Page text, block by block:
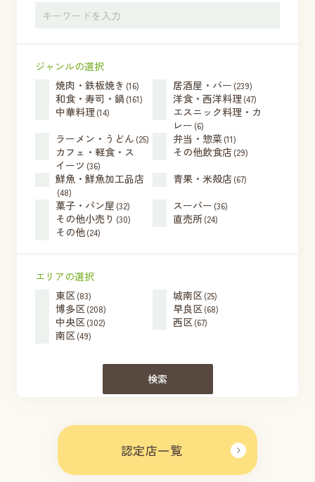
認定店一覧
ジャンルの選択
焼肉・鉄板焼き (16) 居酒屋・バー (239)
和食・寿司・鍋 (161) 洋食・西洋料理 (47)
中華料理 (14)
エスニック料理・カ
レー (6)
ラーメン・うどん (25) 弁当・惣菜(11)
カフェ・軽食・ス
イーツ (36)
その他飲食店(29)
鮮魚・鮮魚加工品店
(48)
青果・米殻店(67)
菓子・パン屋 (32) スーパー (36)
その他小売り (30) 直売所(24)
その他(24)
エリアの選択
東区(83) 城南区(25)
博多区(208) 早良区(68)
中央区(302) 西区(67)
南区(49)
検索